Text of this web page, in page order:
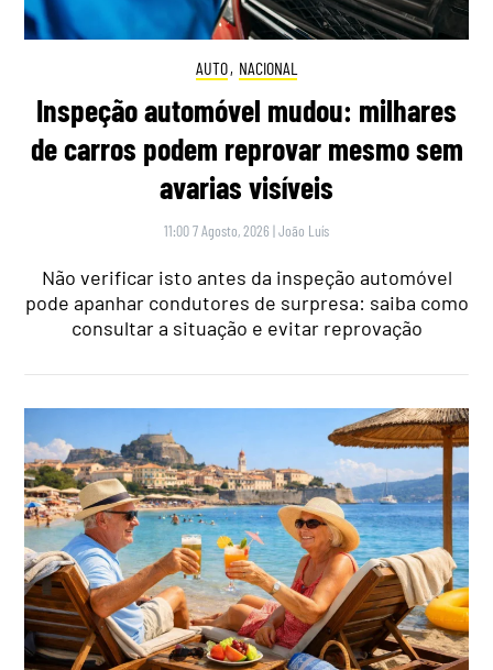
AUTO, NACIONAL
Inspeção automóvel mudou: milhares
de carros podem reprovar mesmo sem
avarias visíveis
11:00 7 Agosto, 2026 |João Luís
Não verificar isto antes da inspeção automóvel
pode apanhar condutores de surpresa: saiba como
consultar a situação e evitar reprovação